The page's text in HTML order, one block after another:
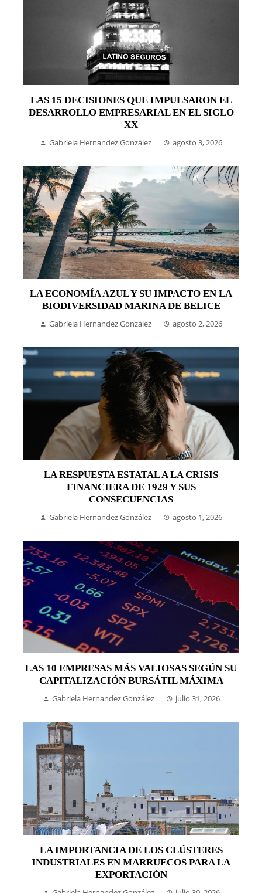
LAS 15 DECISIONES QUE IMPULSARON EL
DESARROLLO EMPRESARIAL EN EL SIGLO
XX
Gabriela Hernandez González agosto 3, 2026
LA ECONOMÍA AZUL Y SU IMPACTO EN LA
BIODIVERSIDAD MARINA DE BELICE
Gabriela Hernandez González agosto 2, 2026
LA RESPUESTA ESTATAL A LA CRISIS
FINANCIERA DE 1929 Y SUS
CONSECUENCIAS
Gabriela Hernandez González agosto 1, 2026
LAS 10 EMPRESAS MÁS VALIOSAS SEGÚN SU
CAPITALIZACIÓN BURSÁTIL MÁXIMA
Gabriela Hernandez González julio 31, 2026
LA IMPORTANCIA DE LOS CLÚSTERES
INDUSTRIALES EN MARRUECOS PARA LA
EXPORTACIÓN